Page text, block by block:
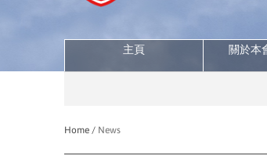
主頁 關於本
Home / News